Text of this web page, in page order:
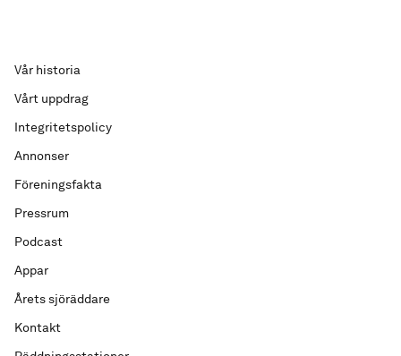
Vår historia
Vårt uppdrag
Integritetspolicy
Annonser
Föreningsfakta
Pressrum
Podcast
Appar
Årets sjöräddare
Kontakt